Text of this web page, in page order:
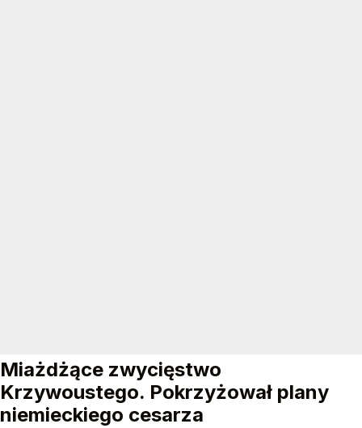
Miażdżące zwycięstwo
Krzywoustego. Pokrzyżował plany
niemieckiego cesarza